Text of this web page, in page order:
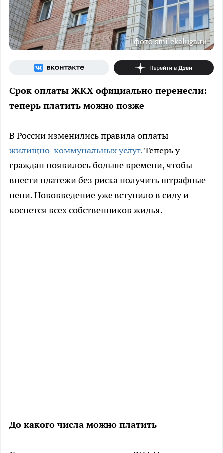
фото smilekaluga.ru
Срок оплаты ЖКХ официально перенесли:
теперь платить можно позже
В России изменились правила оплаты
жилищно-коммунальных услуг.Теперь у
граждан появилось больше времени, чтобы
внести платежи без риска получить штрафные
пени. Нововведение уже вступило в силу и
коснется всех собственников жилья.
До какого числа можно платить